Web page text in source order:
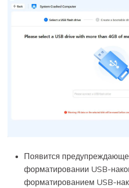
Появится
форматировании USB-
форматированием USB-